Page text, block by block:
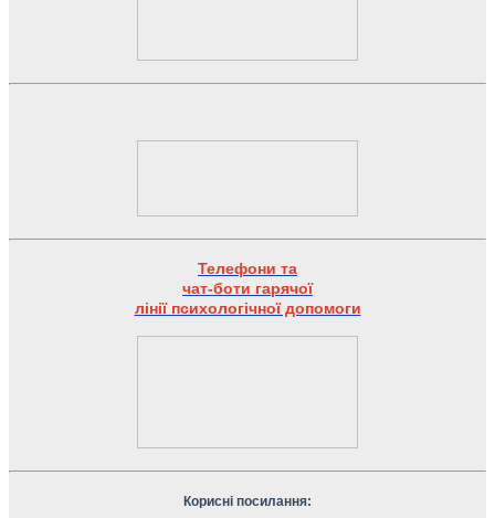
Телефони та
чат-боти гарячої
лінії психологічної допомоги
Корисні посилання: